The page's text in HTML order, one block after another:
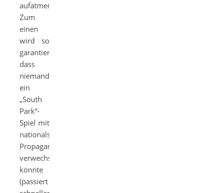
aufatmen.
Zum
einen
wird so
garantiert,
dass
niemand
ein
„South
Park“-
Spiel mit
nationalsozialistischer
Propaganda
verwechseln
könnte
(passiert